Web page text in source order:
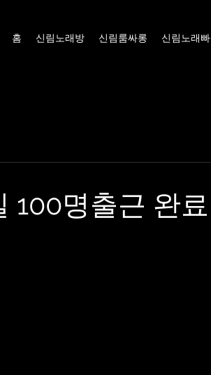
홈 신림노래방 신림룸싸롱 신림노래빠
100명출근 완료